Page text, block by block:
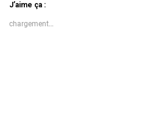
J’aime ça :
chargement…